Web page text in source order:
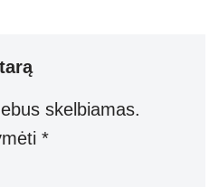
skelbiamas.
*